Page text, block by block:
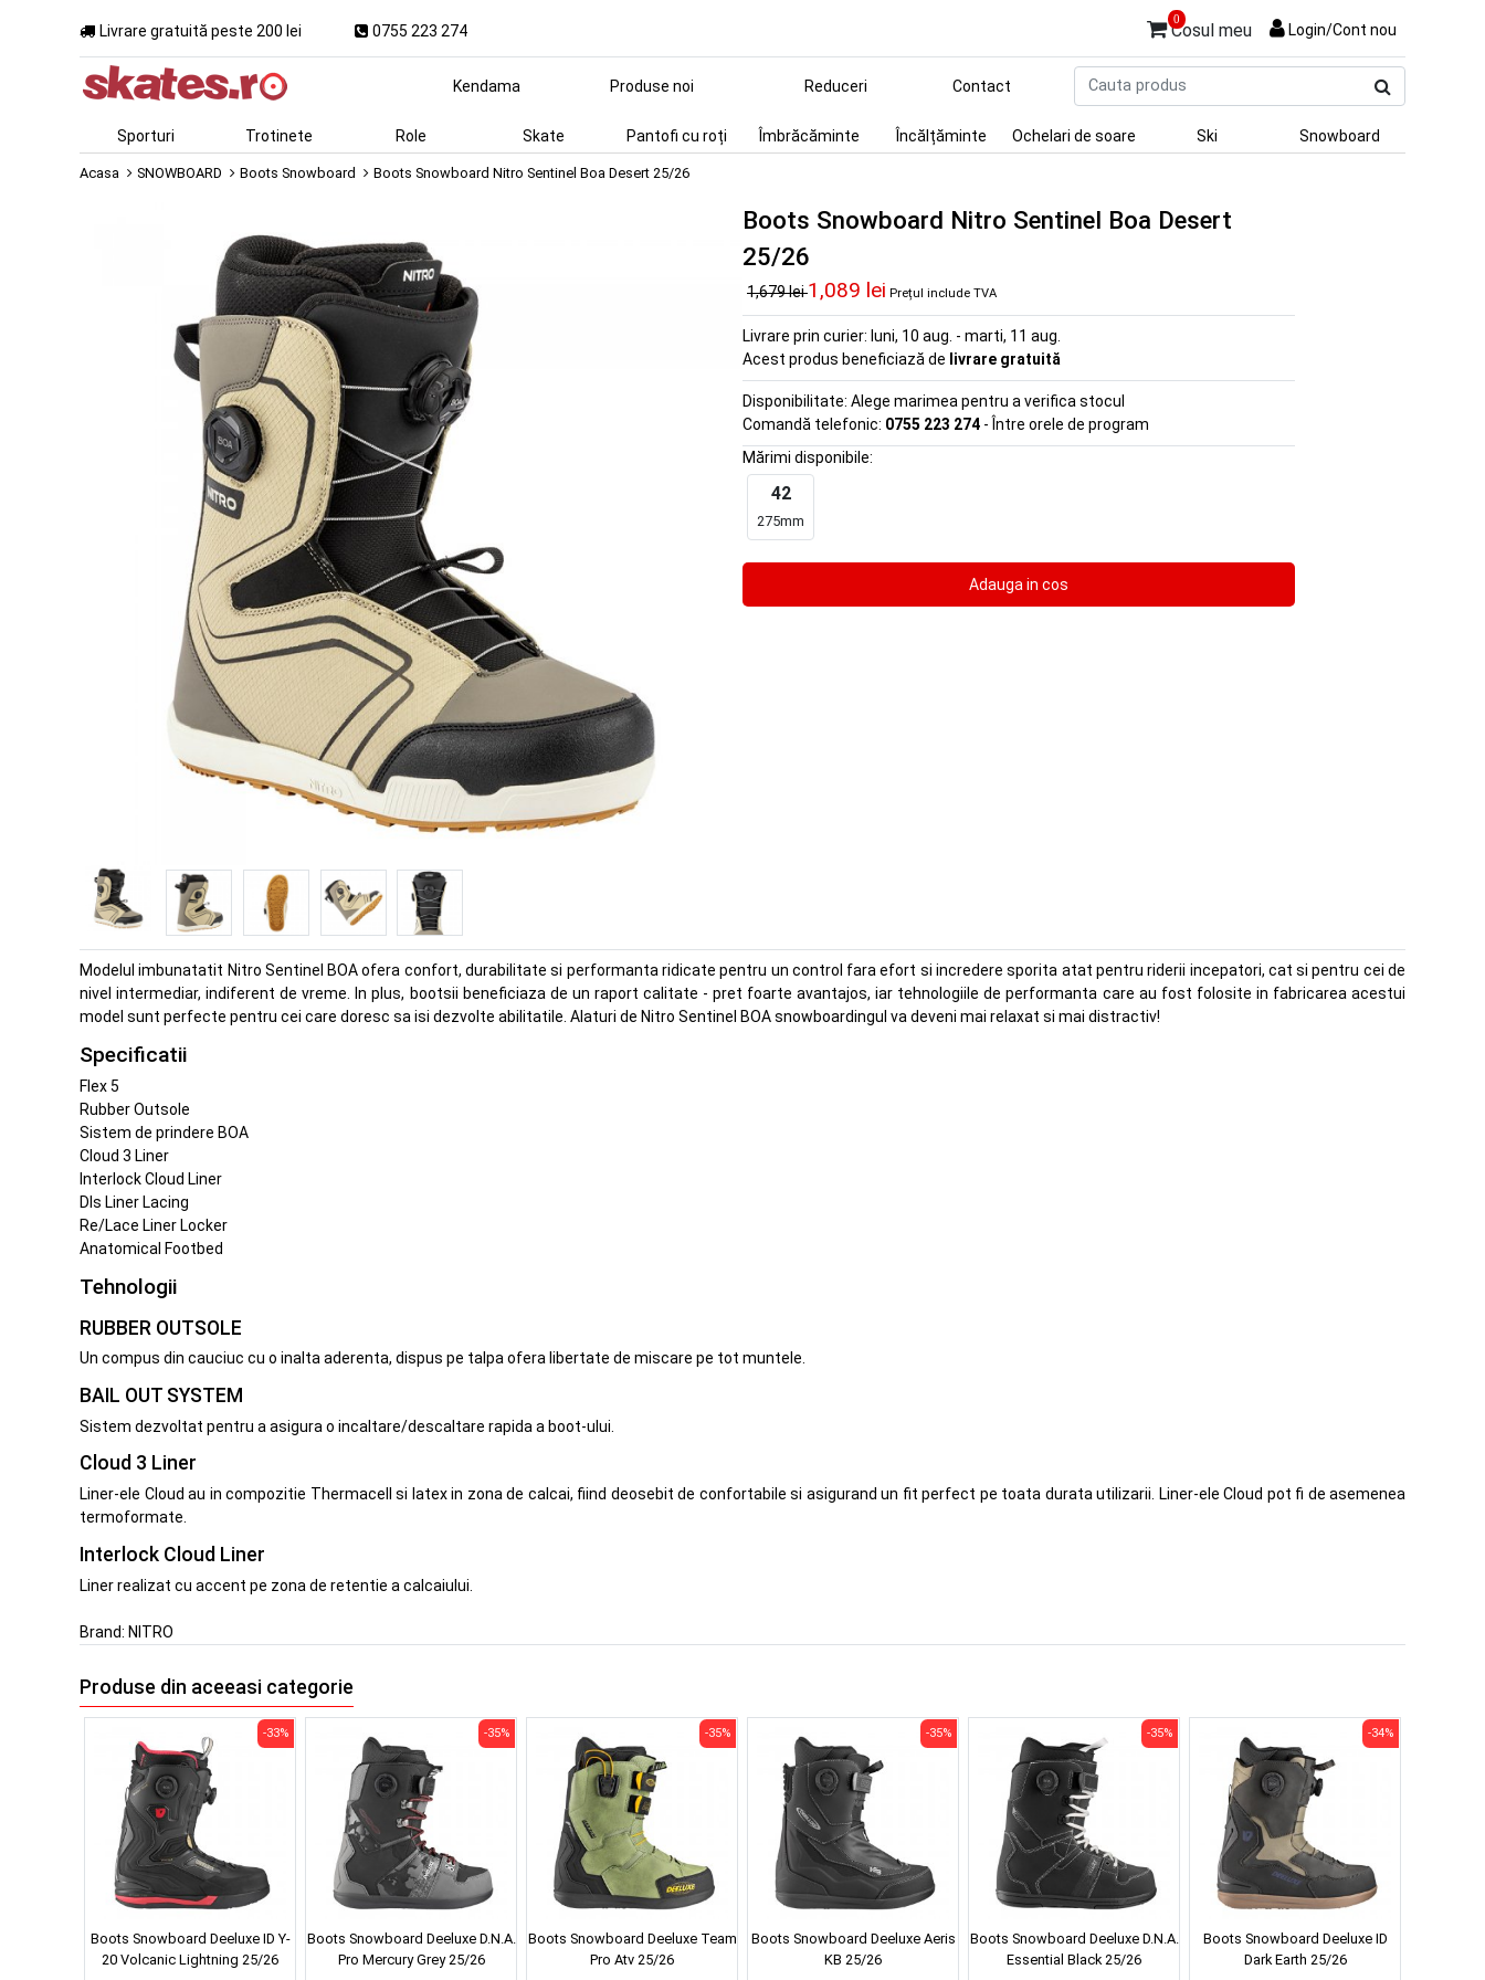
Livrare gratuită peste 200 lei 0755 223 274
0
Cosul meu Login/Cont nou
produs
Kendama Produse noi Reduceri Contact
Sporturi Trotinete Role Skate Pantofi cu roți Îmbrăcăminte Încălțăminte Ochelari de soare Ski Snowboard
Acasa SNOWBOARD Boots Snowboard Boots Snowboard Nitro Sentinel Boa Desert 25/26
Boots Snowboard Nitro Sentinel Boa Desert
25/26
1,679 lei1,089 lei Prețul include TVA
Livrare prin curier: luni, 10 aug. - marti, 11 aug.
Acest produs beneficiază de livrare gratuită
Disponibilitate: Alege marimea pentru a verifica stocul
Comandă telefonic: 0755 223 274 - Între orele de program
Mărimi disponibile:
42
275mm
Modelul imbunatatit Nitro Sentinel BOA ofera confort, durabilitate si performanta ridicate pentru un control fara efort si incredere sporita atat pentru riderii incepatori, cat si pentru cei de
nivel intermediar, indiferent de vreme. In plus, bootsii beneficiaza de un raport calitate - pret foarte avantajos, iar tehnologiile de performanta care au fost folosite in fabricarea acestui
model sunt perfecte pentru cei care doresc sa isi dezvolte abilitatile. Alaturi de Nitro Sentinel BOA snowboardingul va deveni mai relaxat si mai distractiv!
Specificatii
Flex 5
Rubber Outsole
Sistem de prindere BOA
Cloud 3 Liner
Interlock Cloud Liner
Dls Liner Lacing
Re/Lace Liner Locker
Anatomical Footbed
Tehnologii
RUBBER OUTSOLE
Un compus din cauciuc cu o inalta aderenta, dispus pe talpa ofera libertate de miscare pe tot muntele.
BAIL OUT SYSTEM
Sistem dezvoltat pentru a asigura o incaltare/descaltare rapida a boot-ului.
Cloud 3 Liner
Liner-ele Cloud au in compozitie Thermacell si latex in zona de calcai, fiind deosebit de confortabile si asigurand un fit perfect pe toata durata utilizarii. Liner-ele Cloud pot fi de asemenea
termoformate.
Interlock Cloud Liner
Liner realizat cu accent pe zona de retentie a calcaiului.
Brand: NITRO
Produse din aceeasi categorie
Boots Snowboard Deeluxe ID Y-
20 Volcanic Lightning 25/26
-33%
Boots Snowboard Deeluxe D.N.A.
Pro Mercury Grey 25/26
-35%
Boots Snowboard Deeluxe Team
Pro Atv 25/26
-35%
Boots Snowboard Deeluxe Aeris
KB 25/26
-35%
Boots Snowboard Deeluxe D.N.A.
Essential Black 25/26
-35%
Boots Snowboard Deeluxe ID
Dark Earth 25/26
-34%